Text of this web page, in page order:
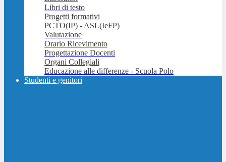
Libri di testo
Progetti formativi
PCTO(IP) - ASL(IeFP)
Valutazione
Orario Ricevimento
Progettazione Docenti
Organi Collegiali
Educazione alle differenze - Scuola Polo
Studenti e genitori